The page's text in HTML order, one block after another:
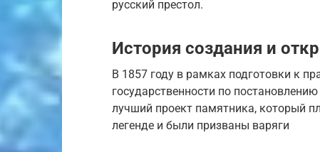
русский престол.
История создания и
В 1857 году в рамках подготовки к
государственности по
лучший проект памятника, который
легенде и были призваны варяги